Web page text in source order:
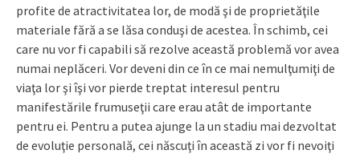
profite de atractivitatea lor, de modă şi de proprietăţile
materiale fără a se lăsa conduşi de acestea. În schimb, cei
care nu vor fi capabili să rezolve această problemă vor avea
numai neplăceri. Vor deveni din ce în ce mai nemulţumiţi de
viaţa lor şi îşi vor pierde treptat interesul pentru
manifestările frumuseţii care erau atât de importante
pentru ei. Pentru a putea ajunge la un stadiu mai dezvoltat
de evoluţie personală, cei născuţi în această zi vor fi nevoiţi